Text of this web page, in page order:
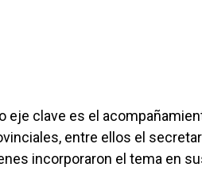
eje clave es el
entre ellos el
incorporaron el tema en